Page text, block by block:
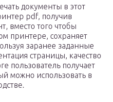
документы в этот
pdf, получив
вместо того чтобы
принтере, сохраняет
заранее заданные
страницы, качество
пользователь получает
можно использовать в